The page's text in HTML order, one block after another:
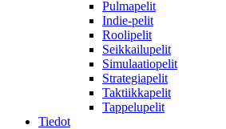
Pulmapelit
Indie-pelit
Roolipelit
Seikkailupelit
Simulaatiopelit
Strategiapelit
Taktiikkapelit
Tappelupelit
Tiedot